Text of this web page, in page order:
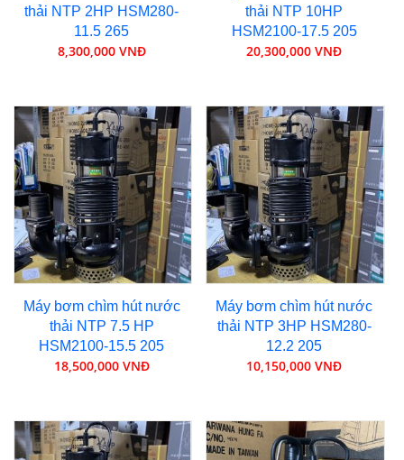
thải NTP 2HP HSM280-
11.5 265
8,300,000 VNĐ
thải NTP 10HP
HSM2100-17.5 205
20,300,000 VNĐ
Máy bơm chìm hút nước
thải NTP 7.5 HP
HSM2100-15.5 205
18,500,000 VNĐ
Máy bơm chìm hút nước
thải NTP 3HP HSM280-
12.2 205
10,150,000 VNĐ